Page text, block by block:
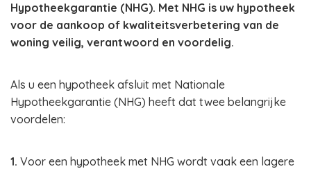
Hypotheekgarantie (NHG). Met NHG is uw hypotheek
voor de aankoop of kwaliteitsverbetering van de
woning veilig, verantwoord en voordelig.
Als u een hypotheek afsluit met Nationale
Hypotheekgarantie (NHG) heeft dat twee belangrijke
voordelen:
1. Voor een hypotheek met NHG wordt vaak een lagere